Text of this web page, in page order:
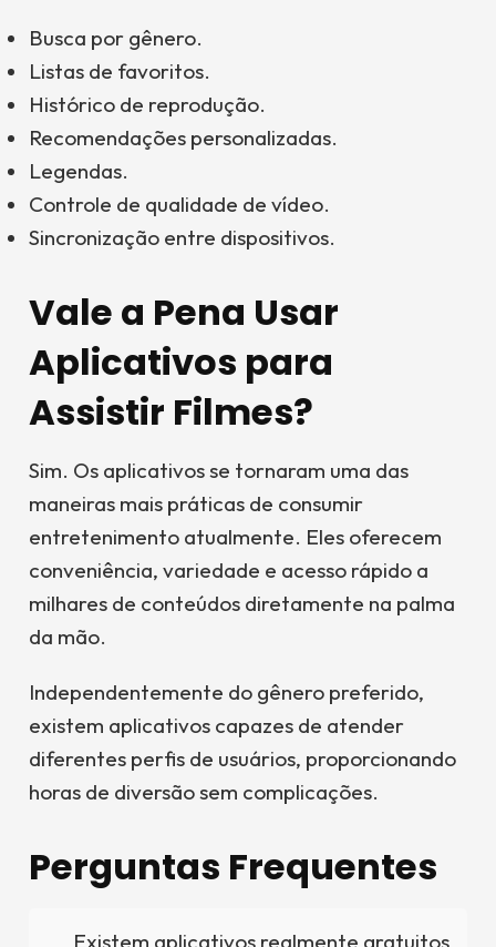
Busca por gênero.
Listas de favoritos.
Histórico de reprodução.
Recomendações personalizadas.
Legendas.
Controle de qualidade de vídeo.
Sincronização entre dispositivos.
Vale a Pena Usar
Aplicativos para
Assistir Filmes?
Sim. Os aplicativos se tornaram uma das
maneiras mais práticas de consumir
entretenimento atualmente. Eles oferecem
conveniência, variedade e acesso rápido a
milhares de conteúdos diretamente na palma
da mão.
Independentemente do gênero preferido,
existem aplicativos capazes de atender
diferentes perfis de usuários, proporcionando
horas de diversão sem complicações.
Perguntas Frequentes
Existem aplicativos realmente gratuitos